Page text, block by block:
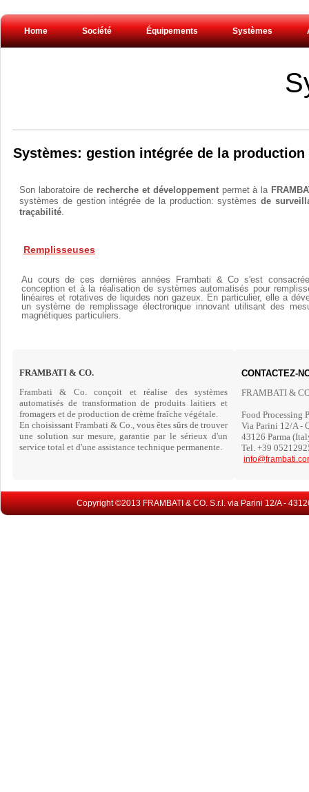
Home Société Équipements Systèmes
Systèmes: gestion intégrée de la production
Son laboratoire de recherche et développementpermet à la
systèmes de gestion intégrée de la production: systèmesde
traçabilité.
Remplisseuses
Au cours de ces dernières années Frambati & Co s'est
conception et à la réalisation de systèmes automatisés pour
linéaires et rotatives de liquides non gazeux. En particulier, elle a
un système de remplissage électronique innovant utilisant des
magnétiques particuliers.
FRAMBATI & CO.
Frambati & Co. conçoit et réalise des systèmes
automatisés de transformation de produits laitiers et
fromagers et de production de crème fraîche végétale.
En choisissant Frambati & Co., vous êtes sûrs de trouver
une solution sur mesure, garantie par le sérieux d'un
service total et d'une assistance technique permanente.
CONTACTEZ-
FRAMBATI &
Food Processing
Via Parini 12/A -
43126 Parma
Tel. +39
Copyright ©2013 FRAMBATI & CO. S.r.l. via Parini 12/A -